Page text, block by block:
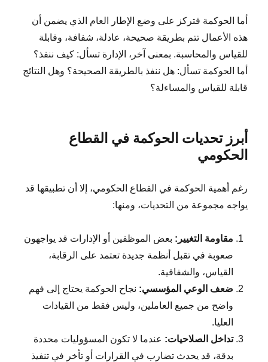
أما الحوكمة فتركز على وضع الإطار العام الذي يضمن أن
هذه الأعمال تتم بطريقة صحيحة، عادلة، شفافة، وقابلة
للقياس والمحاسبة. بمعنى آخر، الإدارة تسأل: كيف ننفذ؟
أما الحوكمة تسأل: هل ننفذ بالطريقة الصحيحة؟ وهل النتائج
قابلة للقياس والمساءلة؟
أبرز تحديات الحوكمة في القطاع
الحكومي
رغم أهمية الحوكمة في القطاع الحكومي، إلا أن تطبيقها قد
يواجه مجموعة من التحديات، ومنها:
مقاومة التغيير: بعض الموظفين أو الإدارات قد يواجهون
صعوبة في تقبل أنظمة جديدة تعتمد على الرقابة،
القياس، والشفافية.
ضعف الوعي المؤسسي: نجاح الحوكمة يحتاج إلى فهم
واضح من جميع العاملين، وليس فقط من القيادات
العليا.
تداخل الصلاحيات: عندما لا تكون المسؤوليات محددة
بدقة، قد يحدث تضارب في القرارات أو تأخر في تنفيذ